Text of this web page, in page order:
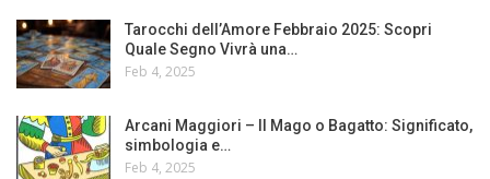
Tarocchi dell’Amore Febbraio 2025: Scopri
Quale Segno Vivrà una…
Feb 4, 2025
Arcani Maggiori – Il Mago o Bagatto: Significato,
simbologia e…
Feb 4, 2025